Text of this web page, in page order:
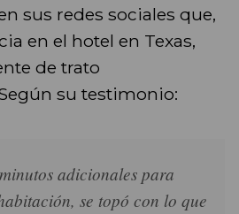
sus redes sociales que,
en el hotel en Texas,
de trato
su testimonio:
adicionales para
se topó con lo que